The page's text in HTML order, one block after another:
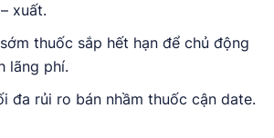
xuất.
thuốc sắp hết hạn để chủ động
lãng phí.
đa rủi ro bán nhầm thuốc cận date.